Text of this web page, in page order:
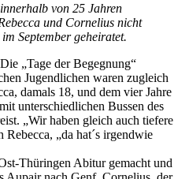
von 25 Jahren
und Cornelius nicht
September geheiratet.
„Tage der Begegnung“
Jugendlichen waren zugleich
damals 18, und dem vier Jahre
unterschiedlichen Bussen des
„Wir haben gleich auch tiefere
Rebecca, „da hat´s irgendwie
Thüringen Abitur gemacht und